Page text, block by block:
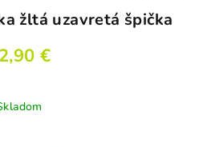
žltá uzavretá špička
€